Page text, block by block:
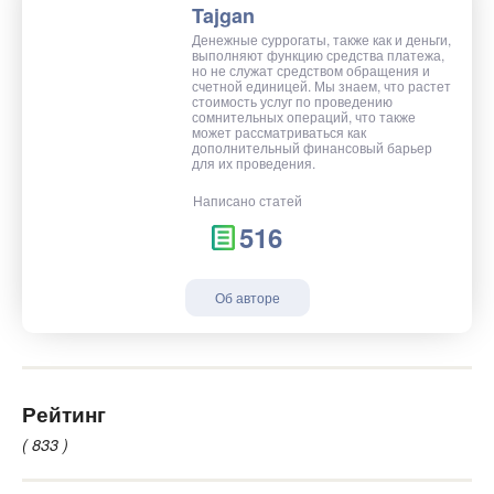
Tajgan
Денежные суррогаты, также как и деньги,
выполняют функцию средства платежа,
но не служат средством обращения и
счетной единицей. Мы знаем, что растет
стоимость услуг по проведению
сомнительных операций, что также
может рассматриваться как
дополнительный финансовый барьер
для их проведения.
Написано статей
516
Об авторе
Рейтинг
( 833 )